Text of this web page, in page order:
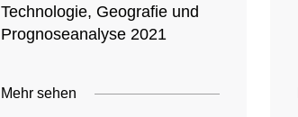
Technologie, Geografie und
Prognoseanalyse 2021
Mehr sehen